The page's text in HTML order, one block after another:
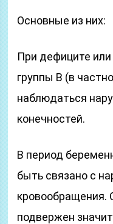
Основные из них:
При дефиците
группы B (в
наблюдаться
конечностей.
В период
быть связано с
подвержен